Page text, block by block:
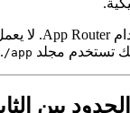
app/
.
الثابت